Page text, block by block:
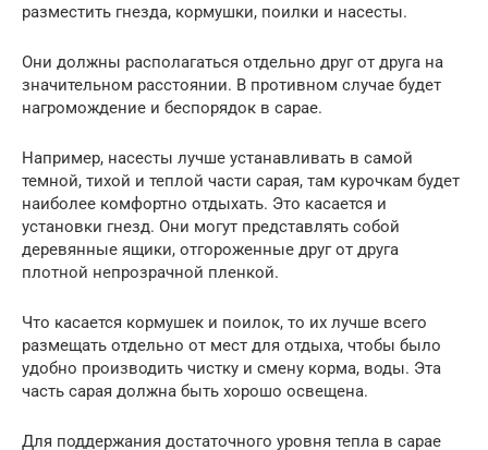
разместить гнезда, кормушки, поилки и насесты.
Они должны располагаться отдельно друг от друга на
значительном расстоянии. В противном случае будет
нагромождение и беспорядок в сарае.
Например, насесты лучше устанавливать в самой
темной, тихой и теплой части сарая, там курочкам будет
наиболее комфортно отдыхать. Это касается и
установки гнезд. Они могут представлять собой
деревянные ящики, отгороженные друг от друга
плотной непрозрачной пленкой.
Что касается кормушек и поилок, то их лучше всего
размещать отдельно от мест для отдыха, чтобы было
удобно производить чистку и смену корма, воды. Эта
часть сарая должна быть хорошо освещена.
Для поддержания достаточного уровня тепла в сарае